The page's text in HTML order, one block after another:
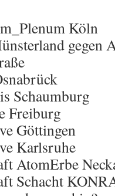
Köln
gegen
Schaumburg
Freiburg
Göttingen
Karlsruhe
AtomErbe
Schacht